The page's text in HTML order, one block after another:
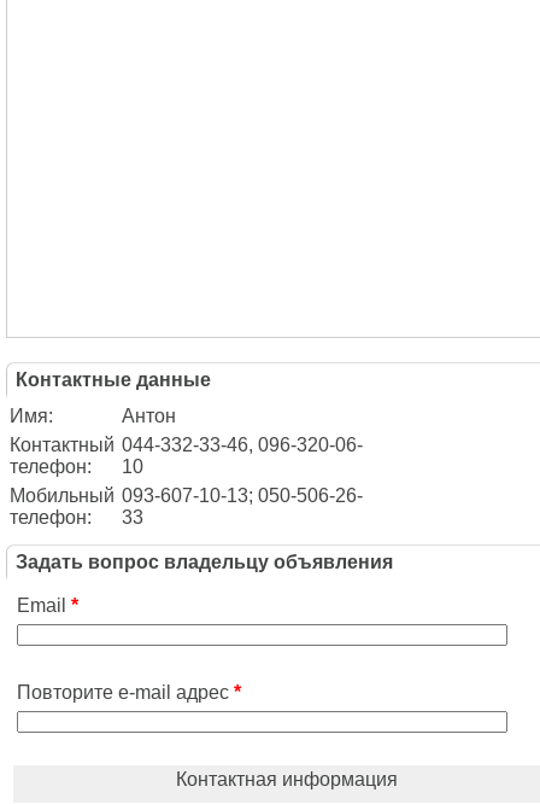
Контактные данные
Имя:
Антон
Контактный
телефон:
044-332-33-46, 096-320-06-
10
Мобильный
телефон:
093-607-10-13; 050-506-26-
33
Задать вопрос владельцу объявления
Email *
Повторите e-mail адрес *
Контактная информация